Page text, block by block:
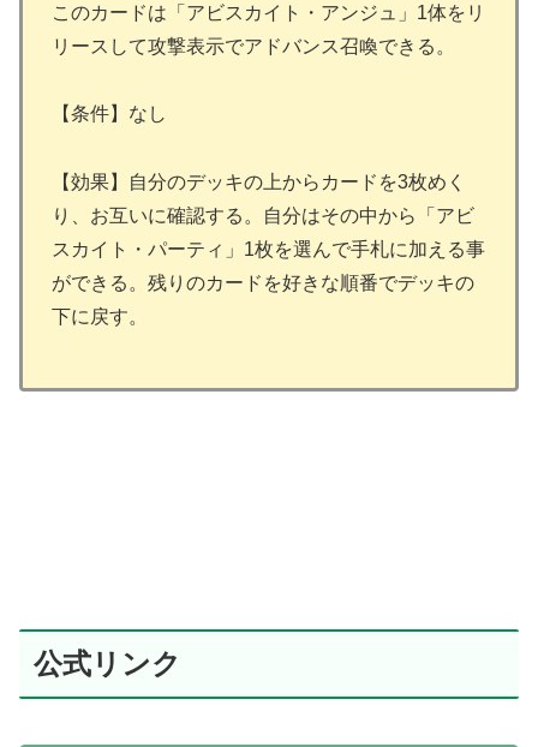
このカードは「アビスカイト・アンジュ」1体をリ
リースして攻撃表示でアドバンス召喚できる。
【条件】なし
【効果】自分のデッキの上からカードを3枚めく
り、お互いに確認する。自分はその中から「アビ
スカイト・パーティ」1枚を選んで手札に加える事
ができる。残りのカードを好きな順番でデッキの
下に戻す。
公式リンク